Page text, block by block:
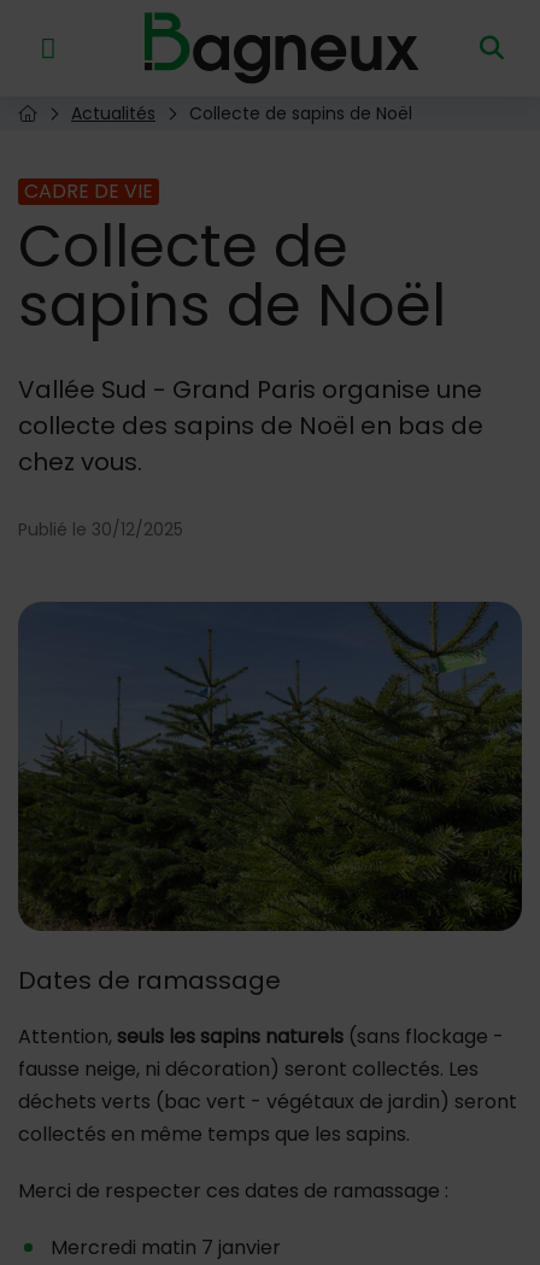
Menu de raccourcis
Retour à l'accueil
Page d'accueil du site
Actualités Collecte de sapins de Noël
CADRE DE VIE
Collecte de
sapins de Noël
Vallée Sud - Grand Paris organise une
collecte des sapins de Noël en bas de
chez vous.
Publié le 30/12/2025
Dates de ramassage
Attention, seuls les sapins naturels (sans flockage -
fausse neige, ni décoration) seront collectés. Les
déchets verts (bac vert - végétaux de jardin) seront
collectés en même temps que les sapins.
Merci de respecter ces dates de ramassage :
Mercredi matin 7 janvier